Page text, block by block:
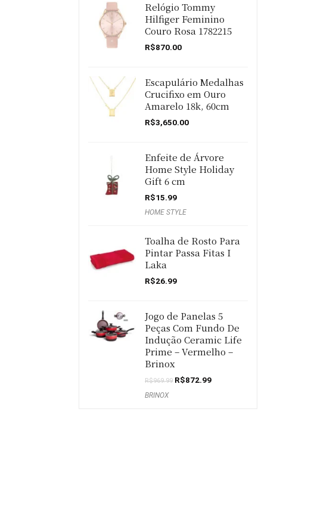
Relógio Tommy
Hilfiger Feminino
Couro Rosa 1782215
R$870.00
Escapulário Medalhas
Crucifixo em Ouro
Amarelo 18k, 60cm
R$3,650.00
Enfeite de Árvore
Home Style Holiday
Gift 6 cm
R$15.99
HOME STYLE
Toalha de Rosto Para
Pintar Passa Fitas I
Laka
R$26.99
Jogo de Panelas 5
Peças Com Fundo De
Indução Ceramic Life
Prime – Vermelho –
Brinox
R$969.99 O
R$872.99O
BRINOX